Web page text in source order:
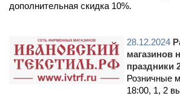
дополнительная скидка 10%.
28.12.2024
магазинов
праздники
Розничные
18:00, 1, 2